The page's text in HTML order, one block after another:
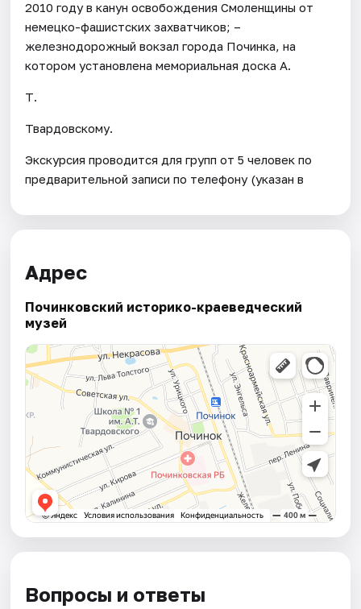
2010 году в канун освобождения Смоленщины от
немецко-фашистских захватчиков; –
железнодорожный вокзал города Починка, на
котором установлена мемориальная доска А.
Т.
Твардовскому.
Экскурсия проводится для групп от 5 человек по
предварительной записи по телефону (указан в
Адрес
Починковский историко-краеведческий
музей
Вопросы и ответы